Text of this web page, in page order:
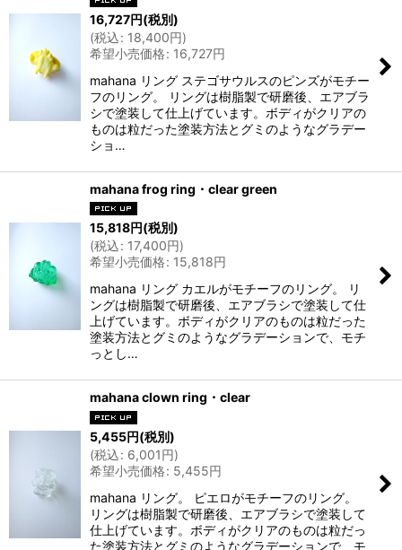
16,727円(税別)
(税込: 18,400円)
希望小売価格: 16,727円
mahana リング ステゴサウルスのピンズがモチー
フのリング。 リングは樹脂製で研磨後、エアブラ
シで塗装して仕上げています。ボディがクリアの
ものは粒だった塗装方法とグミのようなグラデー
ショ…
mahana frog ring・clear green
15,818円(税別)
(税込: 17,400円)
希望小売価格: 15,818円
mahana リング カエルがモチーフのリング。 リ
ングは樹脂製で研磨後、エアブラシで塗装して仕
上げています。ボディがクリアのものは粒だった
塗装方法とグミのようなグラデーションで、モチ
っとし…
mahana clown ring・clear
5,455円(税別)
(税込: 6,001円)
希望小売価格: 5,455円
mahana リング。 ピエロがモチーフのリング。
リングは樹脂製で研磨後、エアブラシで塗装して
仕上げています。ボディがクリアのものは粒だっ
た塗装方法とグミのようなグラデーションで、モ